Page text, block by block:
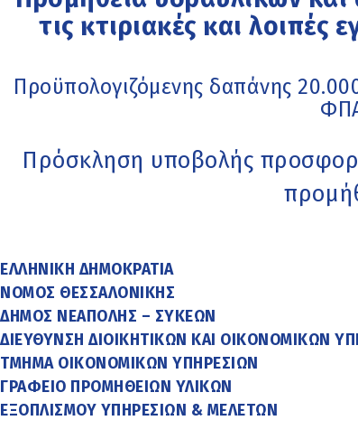
τις κτιριακές και λοιπές
Προϋπολογιζόμενης δαπάνης
Πρόσκληση υποβολής
ΕΛΛΗΝΙΚΗ ΔΗΜΟΚΡΑΤΙΑ
ΝΟΜΟΣ ΘΕΣΣΑΛΟΝΙΚΗΣ
ΔΗΜΟΣ ΝΕΑΠΟΛΗΣ – ΣΥΚΕΩΝ
ΔΙΕΥΘΥΝΣΗ ΔΙΟΙΚΗΤΙΚΩΝ ΚΑΙ ΟΙΚΟΝΟΜΙΚΩΝ
ΤΜΗΜΑ ΟΙΚΟΝΟΜΙΚΩΝ ΥΠΗΡΕΣΙΩΝ
ΓΡΑΦΕΙΟ ΠΡΟΜΗΘΕΙΩΝ ΥΛΙΚΩΝ
ΕΞΟΠΛΙΣΜΟΥ ΥΠΗΡΕΣΙΩΝ & ΜΕΛΕΤΩΝ